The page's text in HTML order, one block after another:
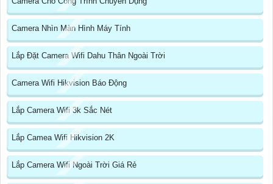
Camera Nhìn Màn Hình Máy Tính
Lắp Đặt Camera Wifi Dahu Thân Ngoài Trời
Camera Wifi Hikvision Báo Động
Lắp Camera Wifi 3k Sắc Nét
Lắp Camea Wifi Hikvision 2K
Lắp Camera Wifi Ngoài Trời Giá Rẻ